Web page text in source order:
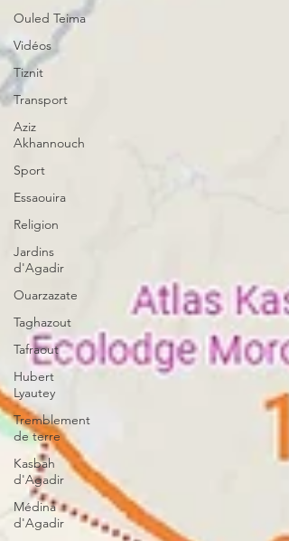
Ouled Teima
Vidéos
Tiznit
Transport
Aziz
Akhannouch
Sport
Essaouira
Religion
Jardins
d'Agadir
Ouarzazate
Taghazout
Tafraout
Hubert
Lyautey
Tremblement
de terre
Kasbah
d'Agadir
Médina
d'Agadir